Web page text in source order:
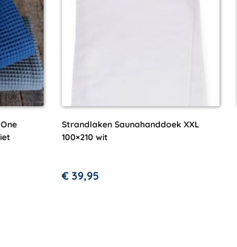
Strandlaken Saunahanddoek XXL
100×210 wit
€ 39,95